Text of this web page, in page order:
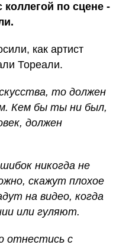
коллегой по сцене -
как артист
Тореали.
то должен
Кем бы ты ни был,
должен
никогда не
скажут плохое
на видео, когда
или гуляют.
отнестись с